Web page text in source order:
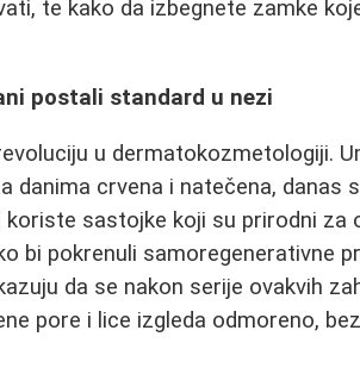
te kako da izbegnete zamke
postali standard u nezi
u dermatokozmetologiji.
danima crvena i natečena, danas
koriste sastojke koji su prirodni za
bi pokrenuli samoregenerativne
da se nakon serije ovakvih
pore i lice izgleda odmoreno,